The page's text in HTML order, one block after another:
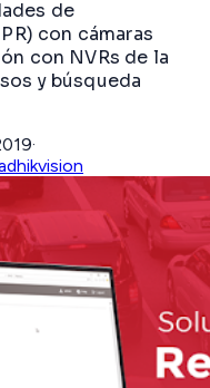
de
con cámaras
con NVRs de la
y búsqueda
·
hikvision